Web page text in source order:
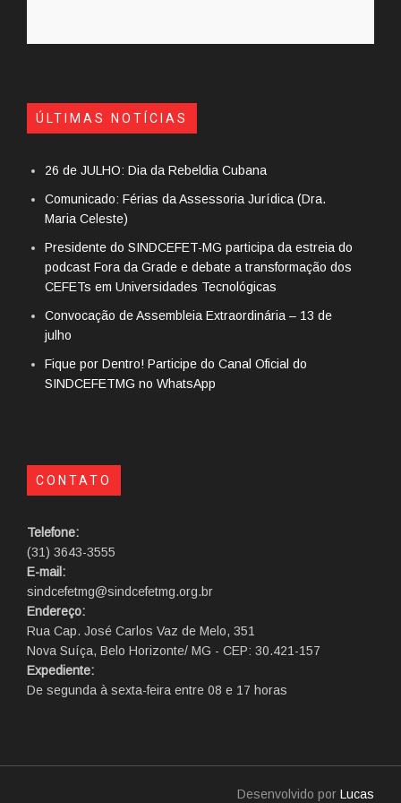
ÚLTIMAS NOTÍCIAS
26 de JULHO: Dia da Rebeldia Cubana
Comunicado: Férias da Assessoria Jurídica (Dra.
Maria Celeste)
Presidente do SINDCEFET-MG participa da estreia do
podcast Fora da Grade e debate a transformação dos
CEFETs em Universidades Tecnológicas
Convocação de Assembleia Extraordinária – 13 de
julho
Fique por Dentro! Participe do Canal Oficial do
SINDCEFETMG no WhatsApp
CONTATO
Telefone:
(31) 3643-3555
E-mail:
sindcefetmg@sindcefetmg.org.br
Endereço:
Rua Cap. José Carlos Vaz de Melo, 351
Nova Suíça, Belo Horizonte/ MG - CEP: 30.421-157
Expediente:
De segunda à sexta-feira entre 08 e 17 horas
Desenvolvido por Lucas